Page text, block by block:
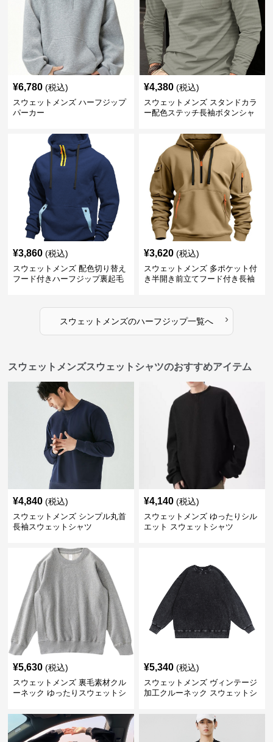
¥6,780 (税込)
スウェットメンズ ハーフジップ
パーカー
¥4,380 (税込)
スウェットメンズ スタンドカラ
ー配色ステッチ長袖ボタンシャ
¥3,860 (税込)
スウェットメンズ 配色切り替え
フード付きハーフジップ裏起毛
¥3,620 (税込)
スウェットメンズ 多ポケット付
き半開き前立てフード付き長袖
スウェットメンズのハーフジップ一覧へ ›
スウェットメンズスウェットシャツのおすすめアイテム
¥4,840 (税込)
スウェットメンズ シンプル丸首
長袖スウェットシャツ
¥4,140 (税込)
スウェットメンズ ゆったりシル
エット スウェットシャツ
¥5,630 (税込)
スウェットメンズ 裏毛素材クル
ーネック ゆったりスウェットシ
¥5,340 (税込)
スウェットメンズ ヴィンテージ
加工クルーネック スウェットシ